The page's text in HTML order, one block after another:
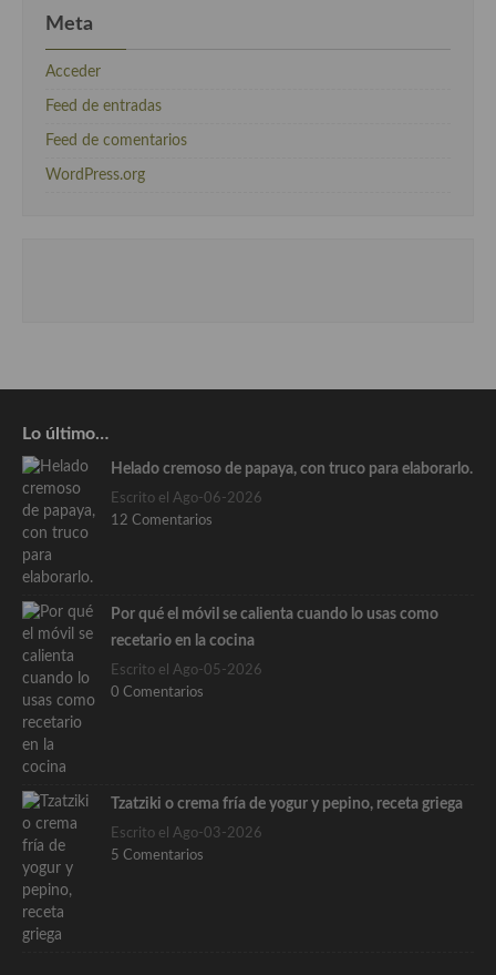
Meta
Acceder
Feed de entradas
Feed de comentarios
WordPress.org
Lo último…
Helado cremoso de papaya, con truco para elaborarlo.
Escrito el Ago-06-2026
12 Comentarios
Por qué el móvil se calienta cuando lo usas como
recetario en la cocina
Escrito el Ago-05-2026
0 Comentarios
Tzatziki o crema fría de yogur y pepino, receta griega
Escrito el Ago-03-2026
5 Comentarios